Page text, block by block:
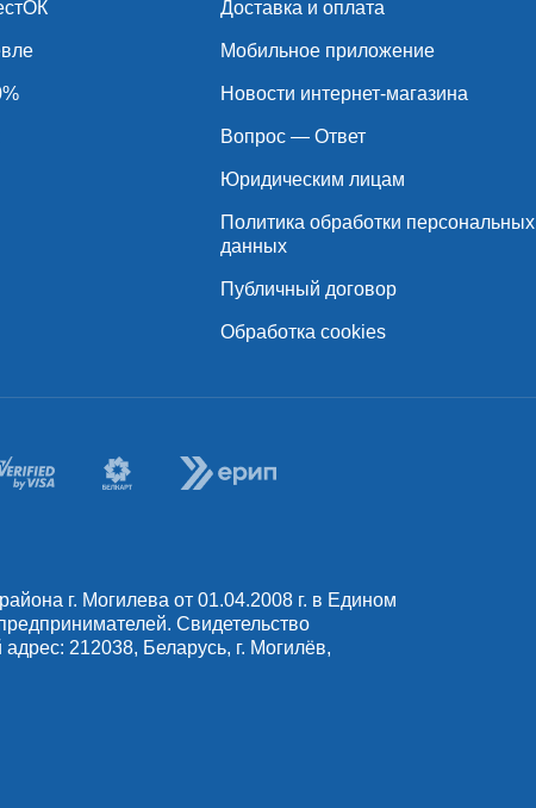
Доставка и оплата
Мобильное приложение
Новости интернет-магазина
Вопрос — Ответ
Юридическим лицам
Политика обработки персональных
данных
Публичный договор
Обработка cookies
г. Могилева от 01.04.2008 г. в Едином
Свидетельство
212038, Беларусь, г. Могилёв,